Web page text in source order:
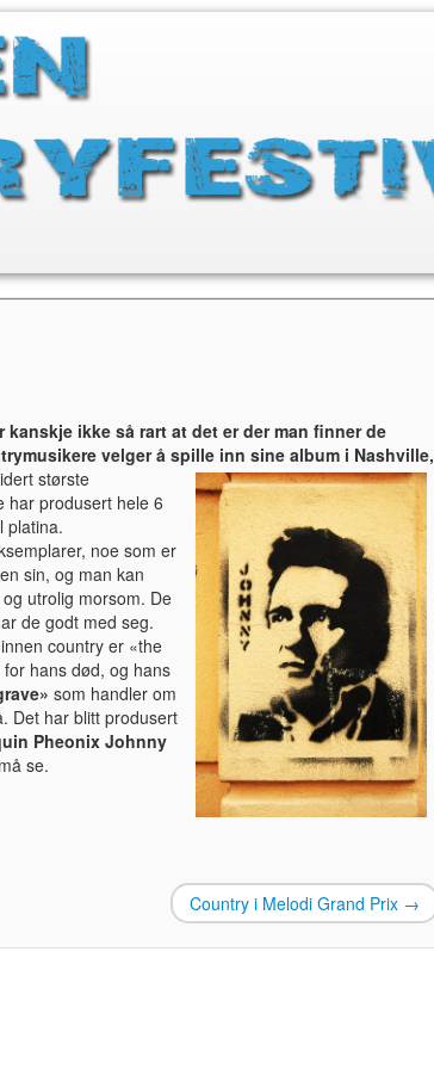
ikke så rart at det er der man finner de
velger å spille inn sine album i Nashville,
største
har produsert hele 6
platina.
noe som er
sin, og man kan
utrolig morsom. De
de godt med seg.
country er «the
hans død, og hans
som handler om
Det har blitt produsert
Pheonix Johnny
se.
Country i Melodi Grand Prix →